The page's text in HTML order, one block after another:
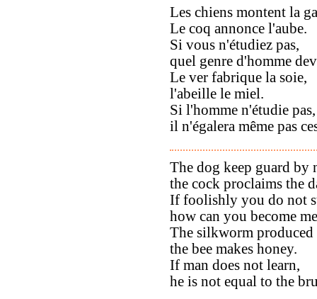
Les chiens montent la
Le coq annonce l'aube.
Si vous n'étudiez pas,
quel genre d'homme
Le ver fabrique la soie,
l'abeille le miel.
Si l'homme n'étudie pas,
il n'égalera même pas
The dog keep guard by
the cock proclaims the
If foolishly you do not
how can you become
The silkworm
the bee makes honey.
If man does not learn,
he is not equal to the